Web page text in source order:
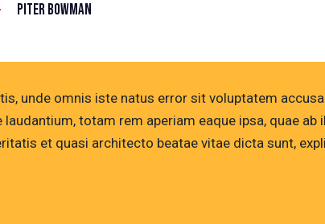
Piter Bowman
unde omnis iste natus error sit voluptatem
totam rem aperiam eaque ipsa, quae ab
et quasi architecto beatae vitae dicta sunt,